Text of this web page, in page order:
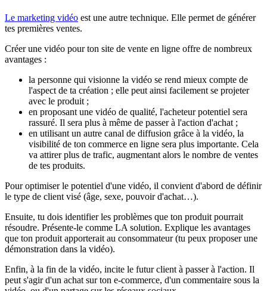
Le marketing vidéo est une autre technique. Elle permet de générer
tes premières ventes.
Créer une vidéo pour ton site de vente en ligne offre de nombreux
avantages :
la personne qui visionne la vidéo se rend mieux compte de
l'aspect de ta création ; elle peut ainsi facilement se projeter
avec le produit ;
en proposant une vidéo de qualité, l'acheteur potentiel sera
rassuré. Il sera plus à même de passer à l'action d'achat ;
en utilisant un autre canal de diffusion grâce à la vidéo, la
visibilité de ton commerce en ligne sera plus importante. Cela
va attirer plus de trafic, augmentant alors le nombre de ventes
de tes produits.
Pour optimiser le potentiel d'une vidéo, il convient d'abord de définir
le type de client visé (âge, sexe, pouvoir d'achat…).
Ensuite, tu dois identifier les problèmes que ton produit pourrait
résoudre. Présente-le comme LA solution. Explique les avantages
que ton produit apporterait au consommateur (tu peux proposer une
démonstration dans la vidéo).
Enfin, à la fin de la vidéo, incite le futur client à passer à l'action. Il
peut s'agir d'un achat sur ton e-commerce, d'un commentaire sous la